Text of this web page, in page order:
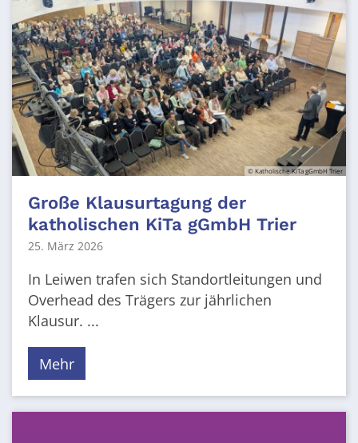
© Katholische KiTa gGmbH Trier
Große Klausurtagung der
katholischen KiTa gGmbH Trier
25. März 2026
In Leiwen trafen sich Standortleitungen und
Overhead des Trägers zur jährlichen
Klausur. ...
Mehr